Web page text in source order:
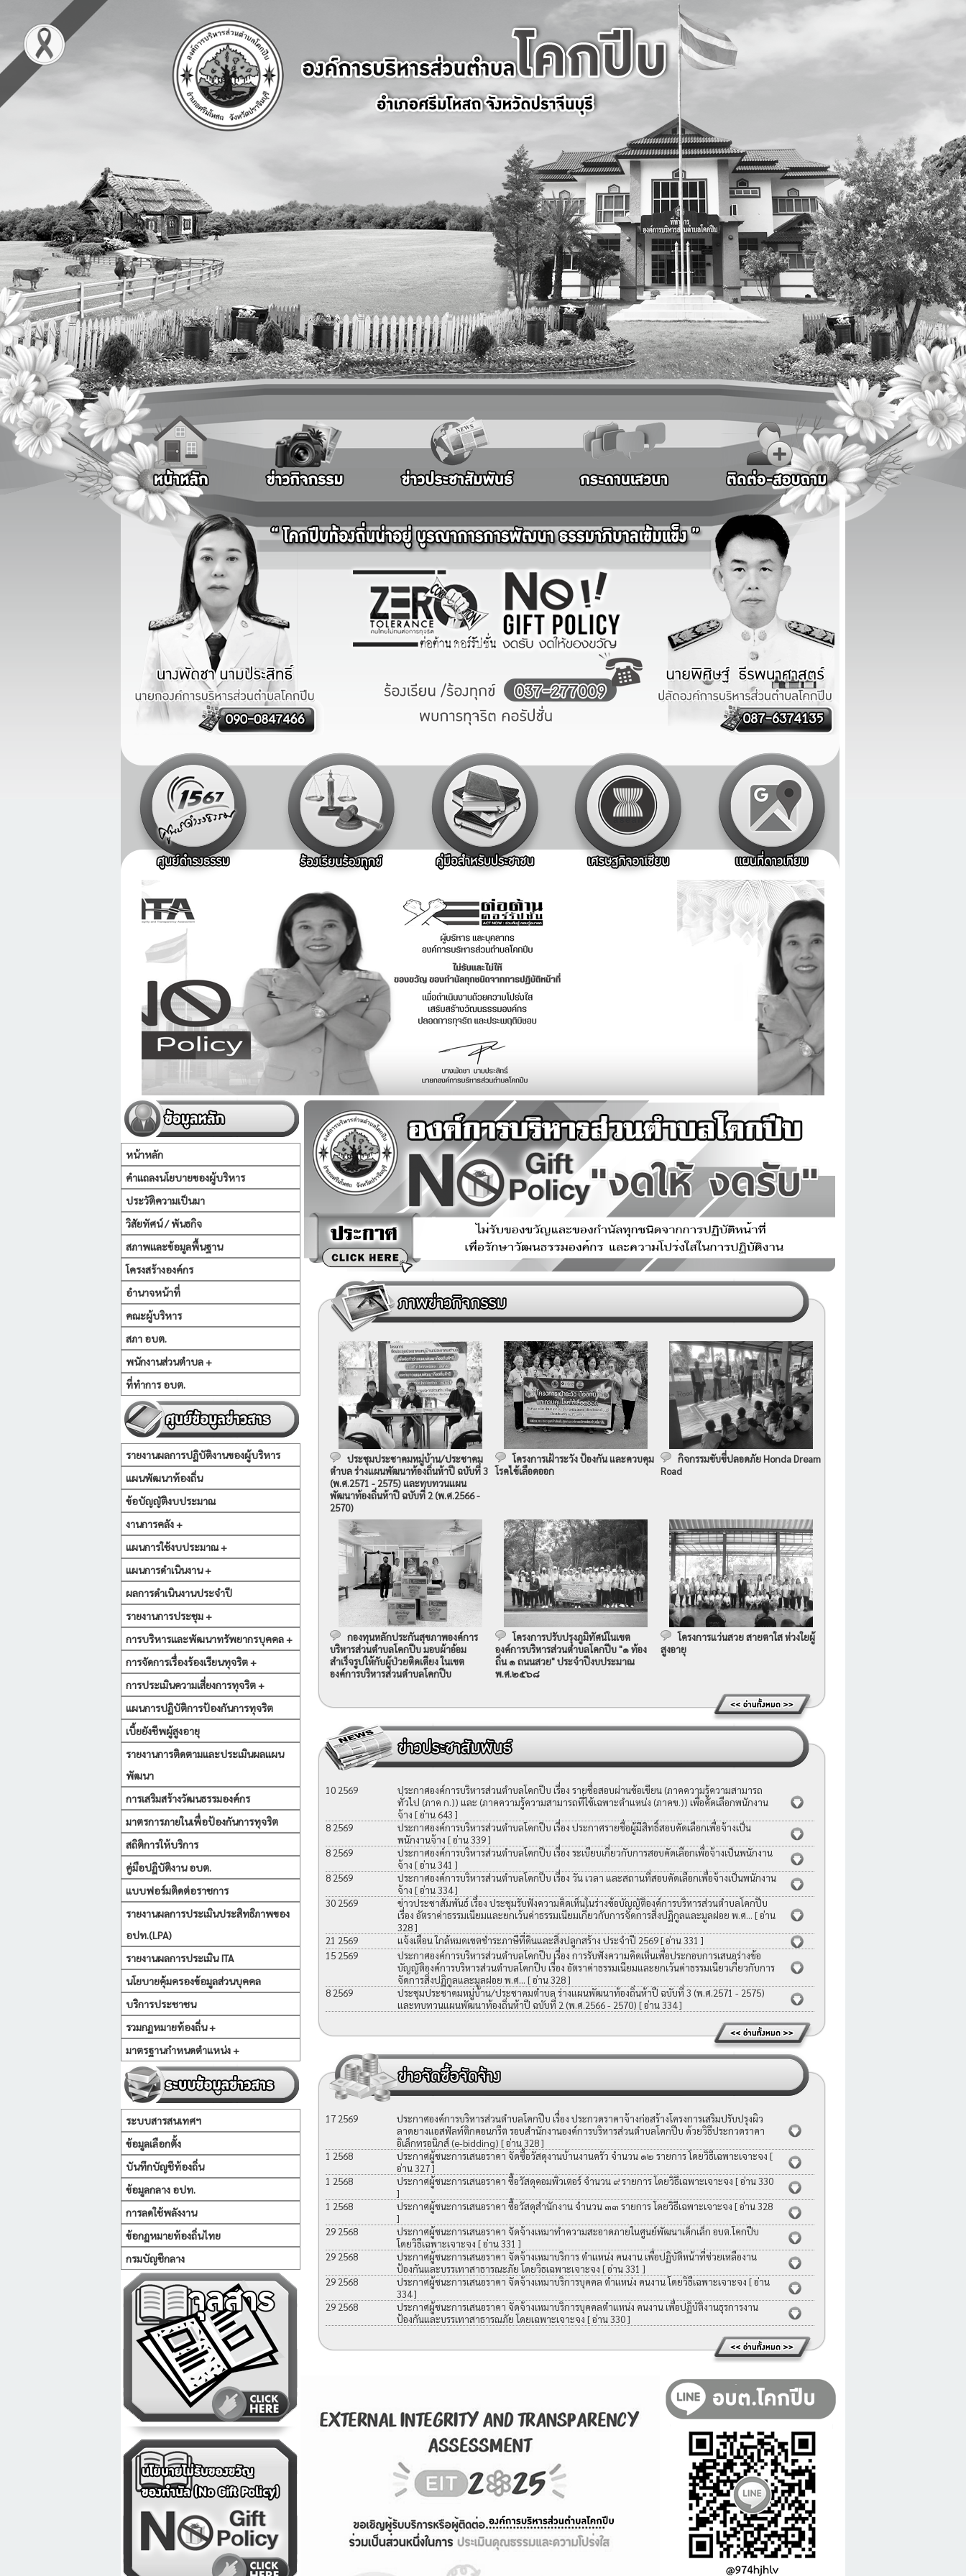
หน้าหลัก
คำแถลงนโยบายของผู้บริหาร
ประวัติความเป็นมา
วิสัยทัศน์ / พันธกิจ
สภาพและข้อมูลพื้นฐาน
โครงสร้างองค์กร
อำนาจหน้าที่
คณะผู้บริหาร
สภา อบต.
พนักงานส่วนตำบล +
ที่ทำการ อบต.
รายงานผลการปฏิบัติงานของผู้บริหาร
แผนพัฒนาท้องถิ่น
ข้อบัญญัติงบประมาณ
งานการคลัง +
แผนการใช้งบประมาณ +
แผนการดำเนินงาน +
ผลการดำเนินงานประจำปี
รายงานการประชุม +
การบริหารและพัฒนาทรัพยากรบุคคล +
การจัดการเรื่องร้องเรียนทุจริต +
การประเมินความเสี่ยงการทุจริต +
แผนการปฏิบัติการป้องกันการทุจริต
เบี้ยยังชีพผู้สูงอายุ
รายงานการติดตามและประเมินผลแผน
พัฒนา
การเสริมสร้างวัฒนธรรมองค์กร
มาตรการภายในเพื่อป้องกันการทุจริต
สถิติการให้บริการ
คู่มือปฏิบัติงาน อบต.
แบบฟอร์มติดต่อราชการ
รายงานผลการประเมินประสิทธิภาพของ
อปท.(LPA)
รายงานผลการประเมิน ITA
นโยบายคุ้มครองข้อมูลส่วนบุคคล
บริการประชาชน
รวมกฏหมายท้องถิ่น +
มาตรฐานกำหนดตำแหน่ง +
ระบบสารสนเทศฯ
ข้อมูลเลือกตั้ง
บันทึกบัญชีท้องถิ่น
ข้อมูลกลาง อปท.
การลดใช้พลังงาน
ข้อกฏหมายท้องถิ่นไทย
กรมบัญชีกลาง
ประชุมประชาคมหมู่บ้าน/ประชาคม
ตำบล ร่างแผนพัฒนาท้องถิ่นห้าปี ฉบับที่ 3
(พ.ศ.2571 - 2575) และทบทวนแผน
พัฒนาท้องถิ่นห้าปี ฉบับที่ 2 (พ.ศ.2566 -
2570)
โครงการเฝ้าระวัง ป้องกัน และควบคุม
โรคไข้เลือดออก
กิจกรรมขับขี่ปลอดภัย Honda Dream
Road
กองทุนหลักประกันสุขภาพองค์การ
บริหารส่วนตำบลโคกปีบ มอบผ้าอ้อม
สำเร็จรูปให้กับผู้ป่วยติดเตียง ในเขต
องค์การบริหารส่วนตำบลโคกปีบ
โครงการปรับปรุงภูมิทัศน์ในเขต
องค์การบริหารส่วนตำบลโคกปีบ "๑ ท้อง
ถิ่น ๑ ถนนสวย" ประจำปีงบประมาณ
พ.ศ.๒๕๖๘
โครงการแว่นสวย สายตาใส ห่วงใยผู้
สูงอายุ
10 2569
ประกาศองค์การบริหารส่วนตำบลโคกปีบ เรื่อง รายชื่อสอบผ่านข้อเขียน (ภาคความรู้ความสามารถ
ทั่วไป (ภาค ก.)) และ (ภาคความรู้ความสามารถที่ใช้เฉพาะตำแหน่ง (ภาคข.)) เพื่อคัดเลือกพนักงาน
จ้าง [ อ่าน 643 ]
8 2569
ประกาศองค์การบริหารส่วนตำบลโคกปีบ เรื่อง ประกาศรายชื่อผู้มีสิทธิ์สอบคัดเลือกเพื่อจ้างเป็น
พนักงานจ้าง [ อ่าน 339 ]
8 2569
ประกาศองค์การบริหารส่วนตำบลโคกปีบ เรื่อง ระเบียบเกี่ยวกับการสอบคัดเลือกเพื่อจ้างเป็นพนักงาน
จ้าง [ อ่าน 341 ]
8 2569
ประกาศองค์การบริหารส่วนตำบลโคกปีบ เรื่อง วัน เวลา และสถานที่สอบคัดเลือกเพื่อจ้างเป็นพนักงาน
จ้าง [ อ่าน 334 ]
30 2569
ข่าวประชาสัมพันธ์ เรื่อง ประชุมรับฟังความคิดเห็นในร่างข้อบัญญัติองค์การบริหารส่วนตำบลโคกปีบ
เรื่อง อัตราค่าธรรมเนียมและยกเว้นค่าธรรมเนียมเกี่ยวกับการจัดการสิ่งปฏิกูลและมูลฝอย พ.ศ... [ อ่าน
328 ]
21 2569
แจ้งเตือน ใกล้หมดเขตชำระภาษีที่ดินและสิ่งปลูกสร้าง ประจำปี 2569[ อ่าน 331 ]
15 2569
ประกาศองค์การบริหารส่วนตำบลโคกปีบ เรื่อง การรับฟังความคิดเห็นเพื่อประกอบการเสนอร่างข้อ
บัญญัติองค์การบริหารส่วนตำบลโคกปีบ เรื่อง อัตราค่าธรรมเนียมและยกเว้นค่าธรรมเนียวเกี่ยวกับการ
จัดการสิ่งปฏิกูลและมูลฝอย พ.ศ... [ อ่าน 328 ]
8 2569
ประชุมประชาคมหมู่บ้าน/ประชาคมตำบล ร่างแผนพัฒนาท้องถิ่นห้าปี ฉบับที่ 3 (พ.ศ.2571 - 2575)
และทบทวนแผนพัฒนาท้องถิ่นห้าปี ฉบับที่ 2 (พ.ศ.2566 - 2570) [ อ่าน 334 ]
17 2569
ประกาศองค์การบริหารส่วนตำบลโคกปีบ เรื่อง ประกวดราคาจ้างก่อสร้างโครงการเสริมปรับปรุงผิว
ลาดยางแอสฟัลท์ติกคอนกรีต รอบสำนักงานองค์การบริหารส่วนตำบลโคกปีบ ด้วยวิธีประกวดราคา
อิเล็กทรอนิกส์ (e-bidding) [ อ่าน 328 ]
1 2568
ประกาศผู้ชนะการเสนอราคา จัดซื้อวัสดุงานบ้านงานครัว จำนวน ๑๒ รายการ โดยวิธีเฉพาะเจาะจง [
อ่าน 327 ]
1 2568
ประกาศผู้ชนะการเสนอราคา ซื้อวัสดุคอมพิวเตอร์ จำนวน ๙ รายการ โดยวิธีเฉพาะเจาะจง [ อ่าน 330
]
1 2568
ประกาศผู้ชนะการเสนอราคา ซื้อวัสดุสำนักงาน จำนวน ๓๓ รายการ โดยวิธีเฉพาะเจาะจง [ อ่าน 328
]
29 2568
ประกาศผู้ชนะการเสนอราคา จัดจ้างเหมาทำความสะอาดภายในศูนย์พัฒนาเด็กเล็ก อบต.โคกปีบ
โดยวิธีเฉพาะเจาะจง [ อ่าน 331 ]
29 2568
ประกาศผู้ชนะการเสนอราคา จัดจ้างเหมาบริการ ตำแหน่ง คนงาน เพื่อปฏิบัติหน้าที่ช่วยเหลืองาน
ป้องกันและบรรเทาสาธารณะภัย โดยวิธเฉพาะเจาะจง [ อ่าน 331 ]
29 2568
ประกาศผู้ชนะการเสนอราคา จัดจ้างเหมาบริการบุคคล ตำแหน่ง คนงาน โดยวิธีเฉพาะเจาะจง [ อ่าน
334 ]
29 2568
ประกาศผู้ชนะการเสนอราคา จัดจ้างเหมาบริการบุคคลตำแหน่ง คนงาน เพื่อปฏิบัติงานธุรการงาน
ป้องกันและบรรเทาสาธารณภัย โดยเฉพาะเจาะจง [ อ่าน 330 ]